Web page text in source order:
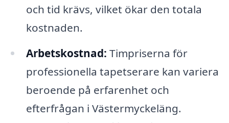
och tid krävs, vilket ökar den totala
kostnaden.
Arbetskostnad: Timpriserna för
professionella tapetserare kan variera
beroende på erfarenhet och
efterfrågan i Västermyckeläng.